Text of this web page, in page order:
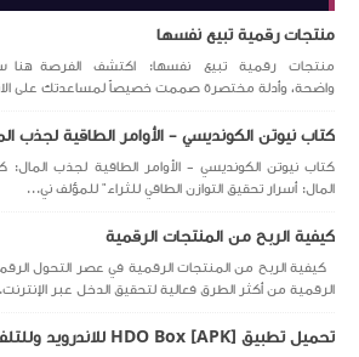
منتجات رقمية تبيع نفسها
منتجات رقمية تبيع نفسها: اكتشف الفرصة هنا
واضحة، وأدلة مختصرة صممت خصيصاً لمساعدتك على
كتاب نيوتن الكونديسي - الأوامر الطاقية لجذب
كتاب نيوتن الكونديسي - الأوامر الطاقية لجذب المال:
المال: أسرار تحقيق التوازن الطاقي للثراء" للمؤلف ني...
كيفية الربح من المنتجات الرقمية
كيفية الربح من المنتجات الرقمية في عصر التحول
الرقمية من أكثر الطرق فعالية لتحقيق الدخل عبر
تحميل تطبيق [APK] HDO Box للاندرويد وللتلفزيون سمارت